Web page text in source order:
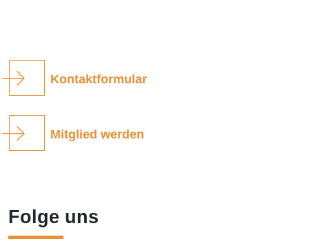
Kontaktformular
Mitglied werden
Folge uns